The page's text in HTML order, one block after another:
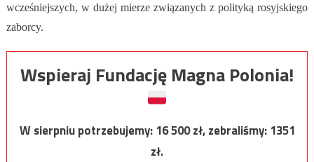
wcześniejszych, w dużej mierze związanych z polityką rosyjskiego
zaborcy.
Wspieraj Fundację Magna Polonia!
W sierpniu potrzebujemy:16 500zł, zebraliśmy:1351
zł.